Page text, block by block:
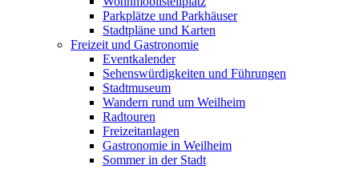
Parkplätze und Parkhäuser
Stadtpläne und Karten
Freizeit und Gastronomie
Eventkalender
Sehenswürdigkeiten und Führungen
Stadtmuseum
Wandern rund um Weilheim
Radtouren
Freizeitanlagen
Gastronomie in Weilheim
Sommer in der Stadt